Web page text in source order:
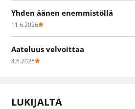
Yhden äänen enemmistöllä
11.6.2026
Aateluus velvoittaa
4.6.2026
LUKIJALTA